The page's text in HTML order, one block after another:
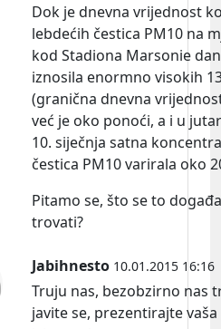
Dok je dnevna vrijednost
lebdećih čestica PM10 na
kod Stadiona Marsonie
iznosila enormno visokih
(granična dnevna
već je oko ponoći, a i u
10. siječnja satna
čestica PM10 varirala oko
Pitamo se, što se to
trovati?
Jabihnesto 10.01.2015 16:16
Truju nas, bezobzirno nas
javite se, prezentirajte